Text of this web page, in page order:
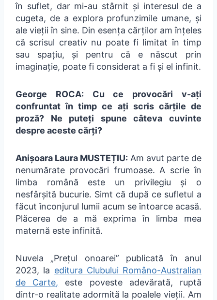
în suflet, dar mi-au stârnit și interesul de a
cugeta, de a explora profunzimile umane, și
ale vieții în sine. Din esența cărților am înțeles
că scrisul creativ nu poate fi limitat în timp
sau spațiu, și pentru că e născut prin
imaginație, poate fi considerat a fi și el infinit.
George ROCA: Cu ce ​​provocări v-ați
confruntat în timp ce ați scris cărțile de
proză? Ne puteți spune câteva cuvinte
despre aceste cărți?
Anișoara Laura MUSTEȚIU: Am avut parte de
nenumărate provocări frumoase. A scrie în
limba română este un privilegiu și o
nesfârșită bucurie. Simt că după ce sufletul a
făcut înconjurul lumii acum se întoarce acasă.
Plăcerea de a mă exprima în limba mea
maternă este infinită.
Nuvela „Prețul onoarei” publicată în anul
2023, la editura Clubului Româno-Australian
de Carte, este poveste adevărată, ruptă
dintr-o realitate adormită la poalele vieții. Am